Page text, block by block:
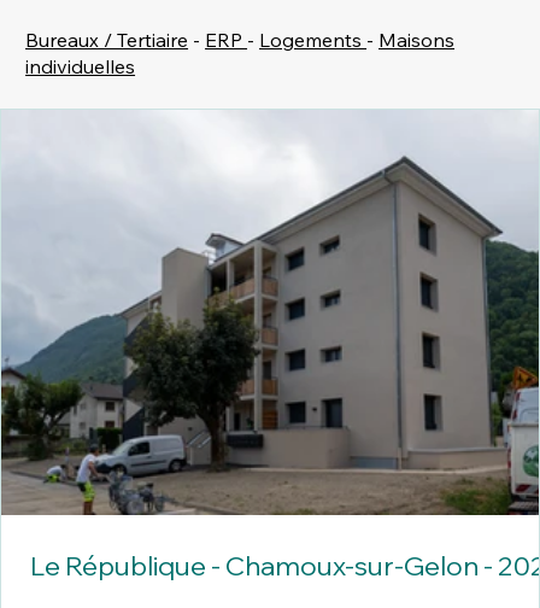
Bureaux / Tertiaire - ERP - Logements - Maisons
individuelles
Le République - Chamoux-sur-Gelon -